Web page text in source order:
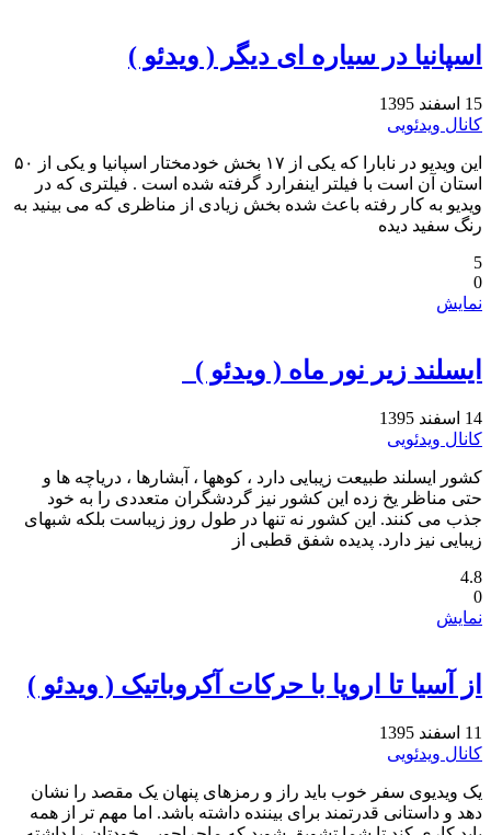
اسپانیا در سیاره ای دیگر ( ویدئو )
15 اسفند 1395
کانال ویدئویی
این ویدیو در نابارا که یکی از ۱۷ بخش خودمختار اسپانیا و یکی از ۵۰
استان آن است با فیلتر اینفرارد گرفته شده است . فیلتری ‏که در
ویدیو به کار رفته باعث شده بخش زیادی از مناظری که می بینید به
رنگ سفید دیده
5
0
نمایش
ایسلند زیر نور ماه ‏( ویدئو ) ‏ ‏‏
14 اسفند 1395
کانال ویدئویی
کشور ایسلند طبیعت زیبایی دارد ، کوهها ، آبشارها ، دریاچه ها و
حتی مناظر یخ زده این کشور نیز گردشگران متعددی را به ‏خود
جذب می کنند. این کشور نه تنها در طول روز زیباست بلکه شبهای
زیبایی نیز دارد. پدیده شفق قطبی از
4.8
0
نمایش
از آسیا تا اروپا با حرکات آکروباتیک ( ویدئو )
11 اسفند 1395
کانال ویدئویی
یک ویدیوی سفر خوب باید راز و رمزهای پنهان یک مقصد را نشان
دهد و داستانی قدرتمند برای بیننده داشته باشد. اما مهم تر از ‏همه